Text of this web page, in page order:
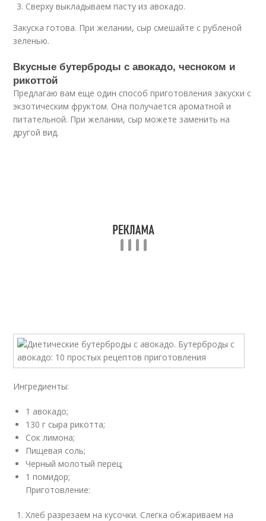
Сверху выкладываем пасту из авокадо.
Закуска готова. При желании, сыр смешайте с рубленой
зеленью.
Вкусные бутерброды с авокадо, чесноком и
рикоттой
Предлагаю вам еще один способ приготовления закуски с
экзотическим фруктом. Она получается ароматной и
питательной. При желании, сыр можете заменить на
другой вид.
Ингредиенты:
1 авокадо;
130 г сыра рикотта;
Сок лимона;
Пищевая соль;
Черный молотый перец;
1 помидор;
Приготовление:
Хлеб разрезаем на кусочки. Слегка обжариваем на